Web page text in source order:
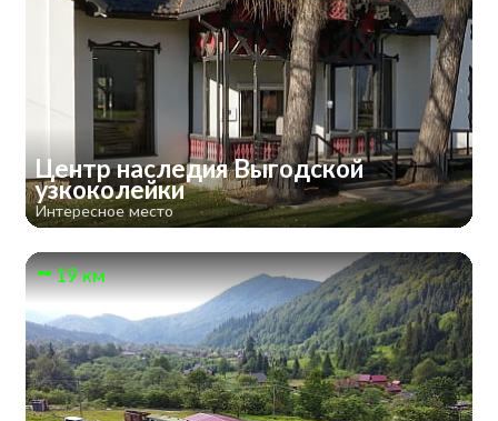
Центр наследия Выгодской
узкоколейки
Интересное место
19 км